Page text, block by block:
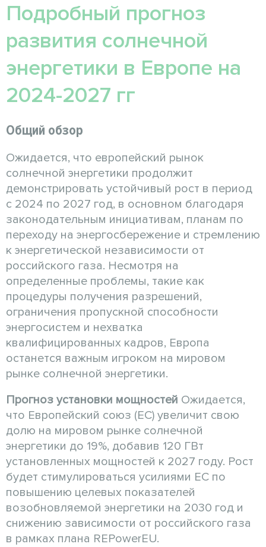
Подробный прогноз
развития солнечной
энергетики в Европе на
2024-2027 гг
Общий обзор
Ожидается, что европейский рынок
солнечной энергетики продолжит
демонстрировать устойчивый рост в период
с 2024 по 2027 год, в основном благодаря
законодательным инициативам, планам по
переходу на энергосбережение и стремлению
к энергетической независимости от
российского газа. Несмотря на
определенные проблемы, такие как
процедуры получения разрешений,
ограничения пропускной способности
энергосистем и нехватка
квалифицированных кадров, Европа
останется важным игроком на мировом
рынке солнечной энергетики.
Прогноз установки мощностей Ожидается,
что Европейский союз (ЕС) увеличит свою
долю на мировом рынке солнечной
энергетики до 19%, добавив 120 ГВт
установленных мощностей к 2027 году. Рост
будет стимулироваться усилиями ЕС по
повышению целевых показателей
возобновляемой энергетики на 2030 год и
снижению зависимости от российского газа
в рамках плана REPowerEU.